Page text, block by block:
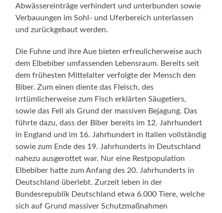
Abwässereinträge verhindert und unterbunden sowie
Verbauungen im Sohl- und Uferbereich unterlassen
und zurückgebaut werden.
Die Fuhne und ihre Aue bieten erfreulicherweise auch
dem Elbebiber umfassenden Lebensraum. Bereits seit
dem frühesten Mittelalter verfolgte der Mensch den
Biber. Zum einen diente das Fleisch, des
irrtümlicherweise zum Fisch erklärten Säugetiers,
sowie das Fell als Grund der massiven Bejagung. Das
führte dazu, dass der Biber bereits im 12. Jahrhundert
in England und im 16. Jahrhundert in Italien vollständig
sowie zum Ende des 19. Jahrhunderts in Deutschland
nahezu ausgerottet war. Nur eine Restpopulation
Elbebiber hatte zum Anfang des 20. Jahrhunderts in
Deutschland überlebt. Zurzeit leben in der
Bundesrepublik Deutschland etwa 6.000 Tiere, welche
sich auf Grund massiver Schutzmaßnahmen